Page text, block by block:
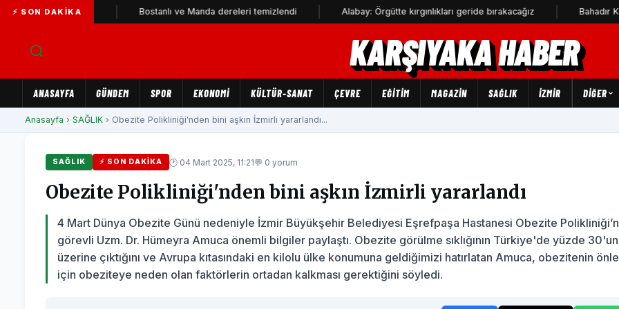
⚡ SON DAKIKA
katıldı Bostanlı ve Manda dereleri temizlendi Alabay: Örgütte kırgınlıkları geride bırakacağız Bahadır Kul:
KARŞIYAKA HABER
ANASAYFA GÜNDEM SPOR EKONOMİ KÜLTÜR-SANAT ÇEVRE EĞİTİM MAGAZİN SAĞLIK İZMİR DIĞER
Anasayfa › SAĞLIK › Obezite Polikliniği'nden bini aşkın İzmirli yararlandı...
SAĞLIK ⚡ SON DAKIKA 🕐 04 Mart 2025, 11:21💬 0 yorum
Obezite Polikliniği'nden bini aşkın İzmirli yararlandı
4 Mart Dünya Obezite Günü nedeniyle İzmir Büyükşehir Belediyesi Eşrefpaşa Hastanesi Obezite
görevli Uzm. Dr. Hümeyra Amuca önemli bilgiler paylaştı. Obezite görülme sıklığının Türkiye'de yüzde 30'un
üzerine çıktığını ve Avrupa kıtasındaki en kilolu ülke konumuna geldiğimizi hatırlatan Amuca, obezitenin
için obeziteye neden olan faktörlerin ortadan kalkması gerektiğini söyledi.